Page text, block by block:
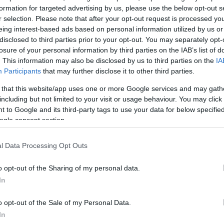
for targeted advertising by us, please use the below opt-out
selection. Please note that after your opt-out request is processed
interest-based ads based on personal information utilized by us
to third parties prior to your opt-out. You may separately
of your personal information by third parties on the IAB’s list of
This information may also be disclosed by us to third parties on the
Participants that may further disclose it to other third parties.
that this website/app uses one or more Google services and may
but not limited to your visit or usage behaviour. You may
to Google and its third-party tags to use your data for below
consent section.
Data Processing Opt Outs
opt-out of the Sharing of my personal data.
opt-out of the Sale of my Personal Data.
και 8 ριμπάουντ, ενώ από τη νικαιώτικη ομάδα
(20π., 9ρ.).
35-31, 66-47, 93-66